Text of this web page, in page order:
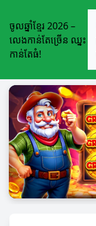
ចូលឆ្នាំខ្មែរ 2026 –
លេងកាន់តែច្រើន ឈ្នះ
កាន់តែធំ!